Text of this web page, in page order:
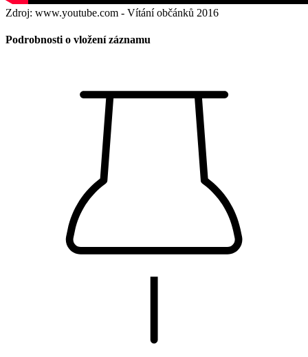
Zdroj: www.youtube.com - Vítání občánků 2016
Podrobnosti o vložení záznamu